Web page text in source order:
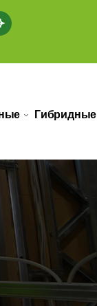
Гибридные